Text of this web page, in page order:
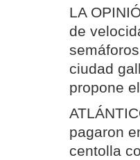
LA
de
ciudad
propone
pagaron
centolla